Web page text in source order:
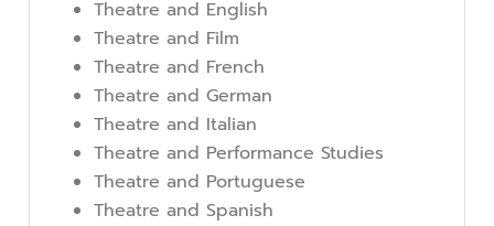
Theatre and English
Theatre and Film
Theatre and French
Theatre and German
Theatre and Italian
Theatre and Performance Studies
Theatre and Portuguese
Theatre and Spanish